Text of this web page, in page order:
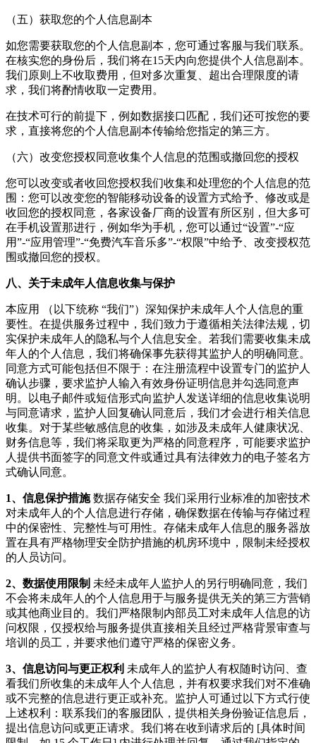
（五）获取您的个人信息副本
如您需要获取您的个人信息副本，您可通过客服与我们联系。
在核实您的身份后，我们将在15天内向您提供个人信息副本。
我们原则上不收取费用，但对多次重复、超出合理限度的请
求，我们将酌情收取一定费用。
在技术可行的前提下，例如数据接口匹配，我们还可按您的要
求，直接将您的个人信息副本传输给您指定的第三方。
（六）改变您授权同意收集个人信息的范围或撤回您的授权
您可以改变或者收回您授权我们收集和处理您的个人信息的范
围：您可以改变您的智能移动设备的设置方式给予、修改或是
收回您的授权同意，各家设备厂商的设置有所区别，但大多可
在手机设置那进行，例如华为手机，您可以通过“设置”-“应
用”-“应用管理”-“免费汽车音乐多”-“权限”中给予、改变授权范
围或撤回您的授权。
八、关于未成年人信息收集与保护
本应用 （以下统称 “我们”）深知保护未成年人个人信息的重
要性。在提供服务过程中，我们致力于遵循相关法律法规，切
实保护未成年人的隐私与个人信息安全。若我们需要收集未成
年人的个人信息，我们将确保事先获得其监护人的明确同意。
同意方式可能包括但不限于：在注册流程中设置专门的监护人
确认步骤，要求监护人输入有效身份证明信息并勾选同意声
明。以电子邮件或短信形式向监护人发送详细的信息收集说明
与同意请求，监护人回复确认同意后，我们才会进行相关信息
收集。对于某些敏感信息的收集，如涉及未成年人健康状况、
财务信息等，我们将采取更为严格的同意程序，可能要求监护
人提供书面签字的同意文件或通过具有法律效力的电子签名方
式确认同意。
1、信息保护措施数据存储安全 我们采用行业标准的加密技术
对未成年人的个人信息进行存储，确保数据在传输与存储过程
中的保密性、完整性与可用性。存储未成年人信息的服务器放
置在具有严格物理安全防护措施的机房环境中，限制未经授权
的人员访问。
2、数据使用限制 未经未成年人监护人的另行明确同意，我们
不会将未成年人的个人信息用于与服务提供无关的第三方营销
或其他商业目的。我们严格限制内部员工对未成年人信息的访
问权限，仅授权给与服务提供直接相关且经过严格背景审查与
培训的员工，并要求他们遵守严格的保密义务。
3、信息访问与更正权利 未成年人的监护人有权随时访问、查
看我们所收集的未成年人个人信息，并有权要求我们对不准确
或不完整的信息进行更正或补充。监护人可通过以下方式行使
上述权利：联系我们的客服团队，提供相关身份验证信息后，
提出信息访问或更正请求。我们将在收到请求后的 [具体时间